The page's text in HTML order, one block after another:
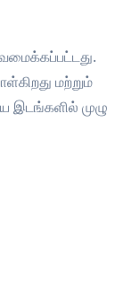
மற்றும்
இடங்களில் முழு